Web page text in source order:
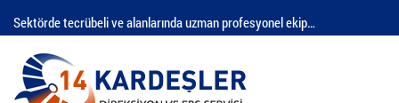
Sektörde tecrübeli ve alanlarında uzman profesyonel ekip…